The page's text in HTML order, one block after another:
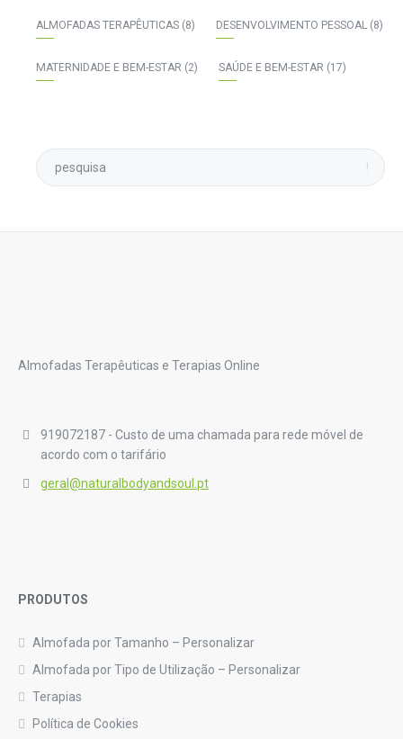
ALMOFADAS TERAPÊUTICAS (8) DESENVOLVIMENTO PESSOAL (8)
MATERNIDADE E BEM-ESTAR (2) SAÚDE E BEM-ESTAR (17)
Almofadas Terapêuticas e Terapias Online
919072187 - Custo de uma chamada para rede móvel de
acordo com o tarifário
geral@naturalbodyandsoul.pt
PRODUTOS
Almofada por Tamanho – Personalizar
Almofada por Tipo de Utilização – Personalizar
Terapias
Política de Cookies